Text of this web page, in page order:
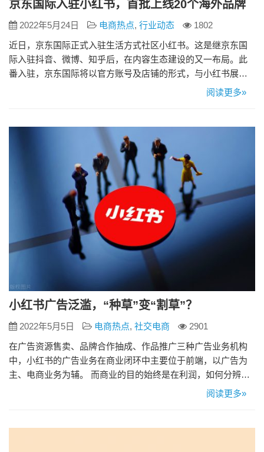
京东国际入驻小红书，首批上线20个海外品牌
2022年5月24日 电商热点, 行业动态
1802
近日，京东国际正式入驻生活方式社区小红书。这是继京东国
际入驻抖音、微博、知乎后，在内容生态建设的又一布局。此
番入驻，京东国际将以官方账号及店铺的形式，与小红书展开
合作。 同时，京东国际与小红书也将依托各自的资源优势，在
首批上线，包括SUQQU、贝德玛BIODERMA、CPB、
阅读更多»
小红书广告泛滥，“种草”变“割草”？
2022年5月5日 电商热点, 社交电商
2901
在广告资源售卖、品牌合作抽成、作品推广三种广告业务机构
中，小红书的广告业务在商业闭环中主要位于前端，以广告为
主、电商业务为辅。 而商业的目的始终是在利润，如何分辨单
纯的种草内容，似乎在让消费者变得越来越不知所措。 一方
景、习惯、以及感知越来越线上化，种草背后的冲动消费特
阅读更多»